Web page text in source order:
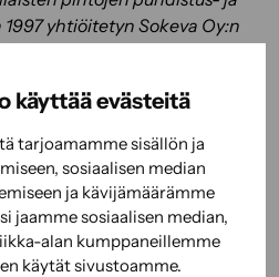
käyttää evästeitä
tarjoamamme sisällön ja
sosiaalisen median
ja kävijämäärämme
jaamme sosiaalisen median,
alan kumppaneillemme
käytät sivustoamme.
yhtiöitetyn Sokeva Oy:n